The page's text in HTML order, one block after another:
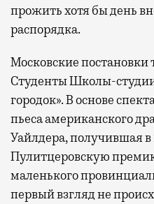
прожить хотя бы день
распорядка.
Московские постановки
Студенты Школы-
городок». В основе
пьеса американского
Уайлдера, получившая в
Пулитцеровскую
маленького
первый взгляд не